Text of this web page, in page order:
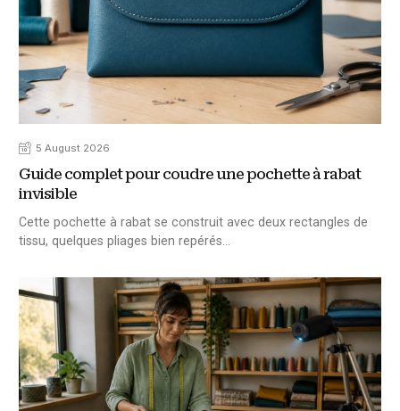
5 August 2026
Guide complet pour coudre une pochette à rabat
invisible
Cette pochette à rabat se construit avec deux rectangles de
tissu, quelques pliages bien repérés…